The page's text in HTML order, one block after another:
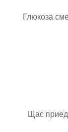
Глюкоза
Щас